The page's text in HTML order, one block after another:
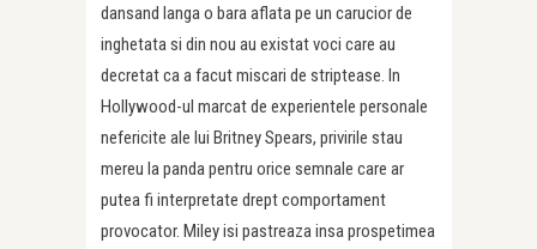
dansand langa o bara aflata pe un carucior de
inghetata si din nou au existat voci care au
decretat ca a facut miscari de striptease. In
Hollywood-ul marcat de experientele personale
nefericite ale lui Britney Spears, privirile stau
mereu la panda pentru orice semnale care ar
putea fi interpretate drept comportament
provocator. Miley isi pastreaza insa prospetimea